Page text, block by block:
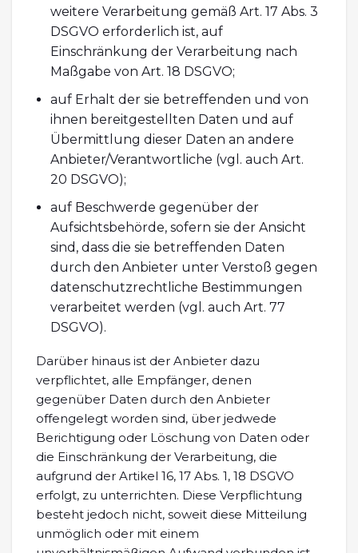
weitere Verarbeitung gemäß Art. 17 Abs. 3
DSGVO erforderlich ist, auf
Einschränkung der Verarbeitung nach
Maßgabe von Art. 18 DSGVO;
auf Erhalt der sie betreffenden und von
ihnen bereitgestellten Daten und auf
Übermittlung dieser Daten an andere
Anbieter/Verantwortliche (vgl. auch Art.
20 DSGVO);
auf Beschwerde gegenüber der
Aufsichtsbehörde, sofern sie der Ansicht
sind, dass die sie betreffenden Daten
durch den Anbieter unter Verstoß gegen
datenschutzrechtliche Bestimmungen
verarbeitet werden (vgl. auch Art. 77
DSGVO).
Darüber hinaus ist der Anbieter dazu
verpflichtet, alle Empfänger, denen
gegenüber Daten durch den Anbieter
offengelegt worden sind, über jedwede
Berichtigung oder Löschung von Daten oder
die Einschränkung der Verarbeitung, die
aufgrund der Artikel 16, 17 Abs. 1, 18 DSGVO
erfolgt, zu unterrichten. Diese Verpflichtung
besteht jedoch nicht, soweit diese Mitteilung
unmöglich oder mit einem